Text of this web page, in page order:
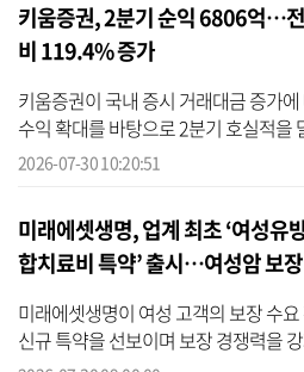
키움증권, 2분기 순익 6806억…
비 119.4% 증가
키움증권이 국내 증시 거래대금 증가
수익 확대를 바탕으로 2분기 호실적을
분기 연결 기준 영업이익 7889억원, 순
2026-07-30 10:20:51
미래에셋생명, 업계 최초 ‘여성유
합치료비 특약’ 출시…여성암 보
미래에셋생명이 여성 고객의 보장 수
신규 특약을 선보이며 보장 경쟁력을